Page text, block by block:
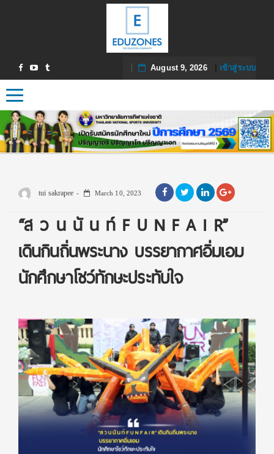
August 9, 2026| เข้าสู่ระบบ
Toggle navigation
tui sakrapee March 10, 2023
“ส ว น นั น ท์ F U N F A I R”
เดินกินถิ่นพระนาง บรรยากาศอิ่มเอม
นักศึกษาโชว์ทักษะประทับใจ